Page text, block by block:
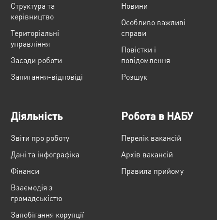
Структура та
керівництво
Територіальні
управління
Засади роботи
Запитання-відповіді
Новини
Особливо важливі
справи
Повістки і
повідомлення
Розшук
Діяльність
Звіти про роботу
Дані та інфографіка
Фінанси
Взаємодія з
громадськістю
Запобігання корупції
Робота в НАБУ
Перелік вакансій
Архів вакансій
Правила прийому